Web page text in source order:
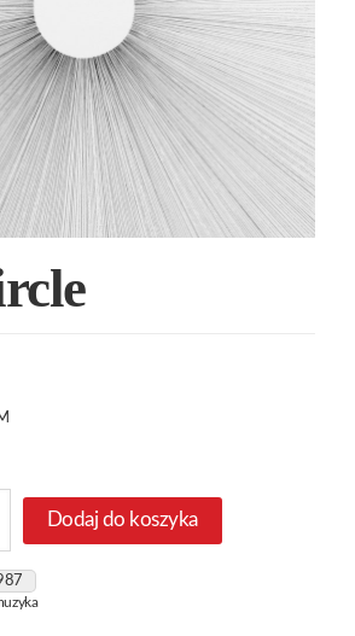
Dodaj do koszyka